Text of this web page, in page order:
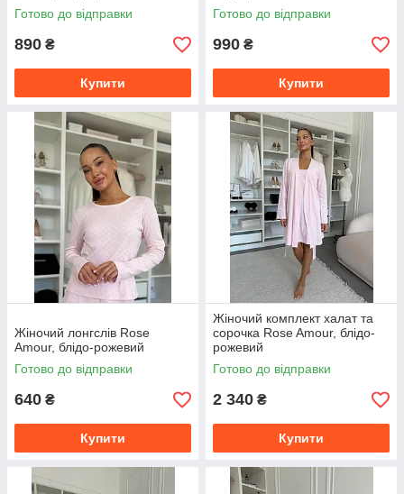
Готово до відправки
890 ₴
Купити
Готово до відправки
990 ₴
Купити
Жіночий лонгслів Rose
Amour, блідо-рожевий
Готово до відправки
640 ₴
Купити
Жіночий комплект халат та
сорочка Rose Amour, блідо-
рожевий
Готово до відправки
2 340 ₴
Купити